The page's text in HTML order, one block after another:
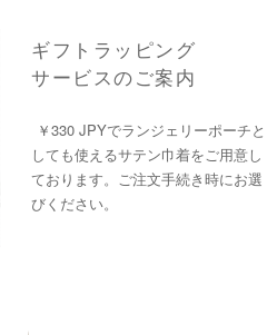
ギフトラッピング
サービスのご案内
￥330 JPYでランジェリーポーチと
しても使えるサテン巾着をご用意し
ております。ご注文手続き時にお選
びください。